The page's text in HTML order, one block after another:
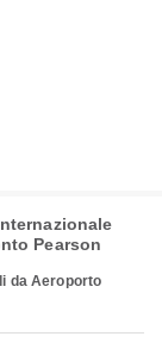
Pearson
da Aeroporto